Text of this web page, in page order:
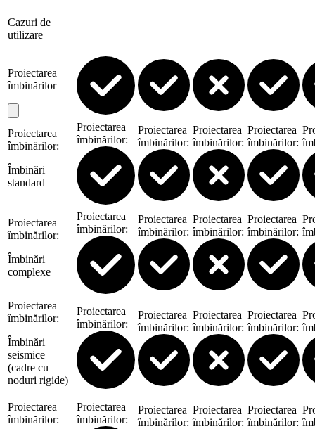
Cazuri de
utilizare
Proiectarea
îmbinărilor
Proiectarea
îmbinărilor:
Îmbinări
standard
Proiectarea
îmbinărilor:
Proiectarea
îmbinărilor:
Proiectarea
îmbinărilor:
Proiectarea
îmbinărilor:
Proiectarea
îmbinărilor:
Îmbinări
complexe
Proiectarea
îmbinărilor:
Proiectarea
îmbinărilor:
Proiectarea
îmbinărilor:
Proiectarea
îmbinărilor:
Proiectarea
îmbinărilor:
Îmbinări
seismice
(cadre cu
noduri rigide)
Proiectarea
îmbinărilor:
Proiectarea
îmbinărilor:
Proiectarea
îmbinărilor:
Proiectarea
îmbinărilor:
Proiectarea
îmbinărilor:
Proiectarea
îmbinărilor:
Proiectarea
îmbinărilor:
Proiectarea
îmbinărilor:
Proiectarea
îmbinărilor: